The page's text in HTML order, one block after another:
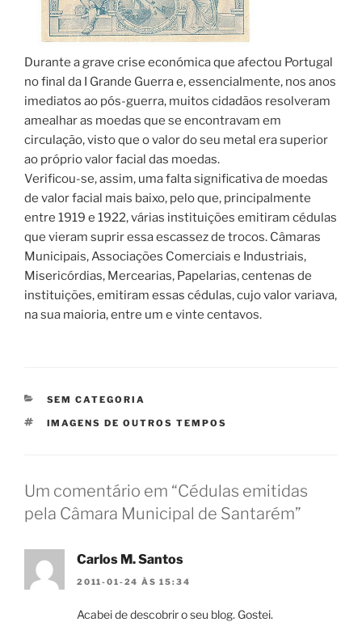
Durante a grave crise económica que afectou Portugal
no final da I Grande Guerra e, essencialmente, nos anos
imediatos ao pós-guerra, muitos cidadãos resolveram
amealhar as moedas que se encontravam em
circulação, visto que o valor do seu metal era superior
ao próprio valor facial das moedas.
Verificou-se, assim, uma falta significativa de moedas
de valor facial mais baixo, pelo que, principalmente
entre 1919 e 1922, várias instituições emitiram cédulas
que vieram suprir essa escassez de trocos. Câmaras
Municipais, Associações Comerciais e Industriais,
Misericórdias, Mercearias, Papelarias, centenas de
instituições, emitiram essas cédulas, cujo valor variava,
na sua maioria, entre um e vinte centavos.
CATEGORIAS
SEM CATEGORIA
ETIQUETAS
IMAGENS DE OUTROS TEMPOS
Um comentário em “Cédulas emitidas
pela Câmara Municipal de Santarém”
Carlos M. Santos
2011-01-24 ÀS 15:34
Acabei de descobrir o seu blog. Gostei.